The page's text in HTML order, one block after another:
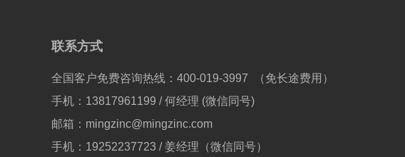
联系方式
全国客户免费咨询热线：400-019-3997 （免长途费用）
手机：13817961199 / 何经理 (微信同号)
邮箱：mingzinc@mingzinc.com
手机：19252237723 / 姜经理（微信同号）